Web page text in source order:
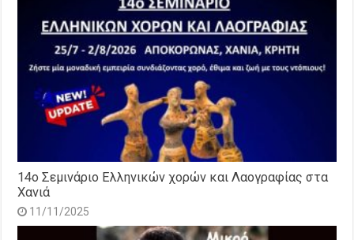
14o Σεμινάριο Ελληνικών χορών και Λαογραφίας στα
Χανιά
11/11/2025